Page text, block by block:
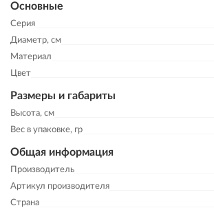
Основные
Серия
Диаметр, см
Материал
Цвет
Размеры и габариты
Высота, см
Вес в упаковке, гр
Общая информация
Производитель
Артикул производителя
Страна